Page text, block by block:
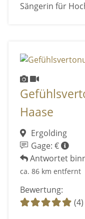
Sängerin für
Haase
Ergolding
Gage: €
Antwortet
ca. 86 km entfernt
Bewertung:
(4)